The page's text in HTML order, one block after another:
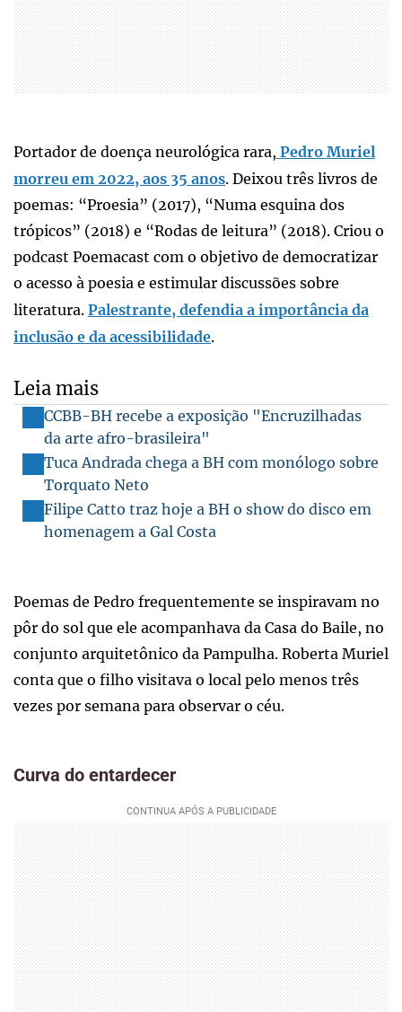
Portador de doença neurológica rara, Pedro Muriel
morreu em 2022, aos 35 anos. Deixou três livros de
poemas: “Proesia” (2017), “Numa esquina dos
trópicos” (2018) e “Rodas de leitura” (2018). Criou o
podcast Poemacast com o objetivo de democratizar
o acesso à poesia e estimular discussões sobre
literatura. Palestrante, defendia a importância da
inclusão e da acessibilidade.
Leia mais
CCBB-BH recebe a exposição "Encruzilhadas
da arte afro-brasileira"
Tuca Andrada chega a BH com monólogo sobre
Torquato Neto
Filipe Catto traz hoje a BH o show do disco em
homenagem a Gal Costa
Poemas de Pedro frequentemente se inspiravam no
pôr do sol que ele acompanhava da Casa do Baile, no
conjunto arquitetônico da Pampulha. Roberta Muriel
conta que o filho visitava o local pelo menos três
vezes por semana para observar o céu.
Curva do entardecer